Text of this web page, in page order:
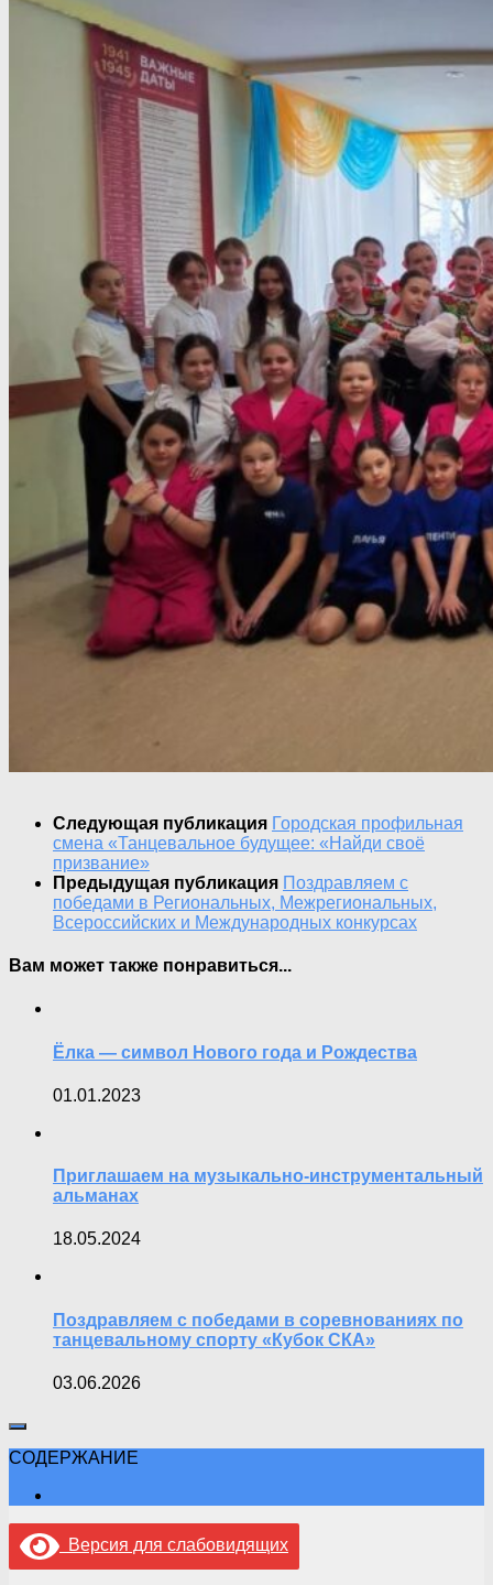
Следующая публикация Городская профильная
смена «Танцевальное будущее: «Найди своё
призвание»
Предыдущая публикация Поздравляем с
победами в Региональных, Межрегиональных,
Всероссийских и Международных конкурсах
Вам может также понравиться...
Ëлка — символ Нового года и Рождества
01.01.2023
Приглашаем на музыкально-инструментальный
альманах
18.05.2024
Поздравляем с победами в соревнованиях по
танцевальному спорту «Кубок СКА»
03.06.2026
СОДЕРЖАНИЕ
Версия для слабовидящих